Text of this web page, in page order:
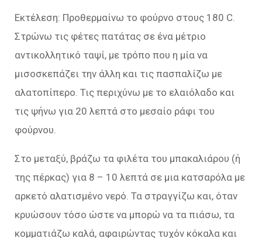
Εκτέλεση: Προθερμαίνω το φούρνο στους 180 C.
Στρώνω τις φέτες πατάτας σε ένα μέτριο
αντικολλητικό ταψί, με τρόπο που η μία να
μισοσκεπάζει την άλλη και τις πασπαλίζω με
αλατοπίπερο. Τις περιχύνω με το ελαιόλαδο και
τις ψήνω για 20 λεπτά στο μεσαίο ράφι του
φούρνου.
Στο μεταξύ, βράζω τα φιλέτα του μπακαλιάρου (ή
της πέρκας) για 8 – 10 λεπτά σε μια κατσαρόλα με
αρκετό αλατισμένο νερό. Τα στραγγίζω και, όταν
κρυώσουν τόσο ώστε να μπορώ να τα πιάσω, τα
κομματιάζω καλά, αφαιρώντας τυχόν κόκαλα και